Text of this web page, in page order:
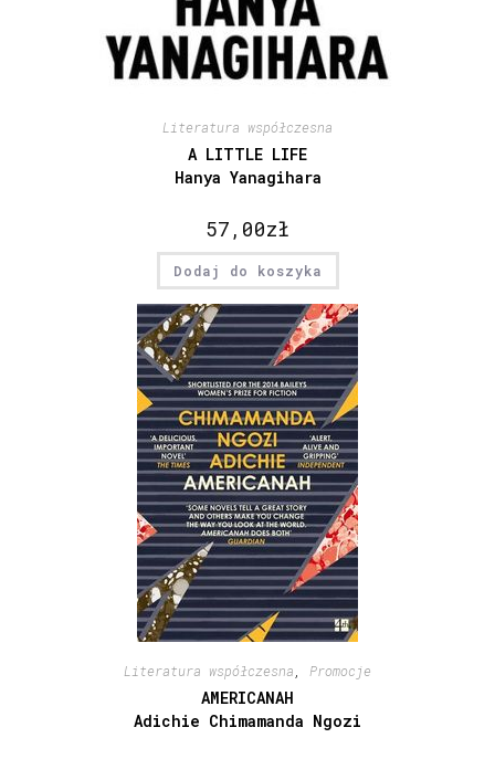
Literatura współczesna
A LITTLE LIFE
Hanya Yanagihara
57,00zł
Dodaj do koszyka
Literatura współczesna Promocje
AMERICANAH
Adichie Chimamanda Ngozi